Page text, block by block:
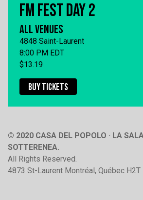
FM FEST DAY 2
ALL VENUES
4848 Saint-Laurent
8:00 PM EDT
$13.19
BUY TICKETS
© 2020 CASA DEL POPOLO · LA
SOTTERENEA.
All Rights Reserved.
4873 St-Laurent Montréal, Québec H2T